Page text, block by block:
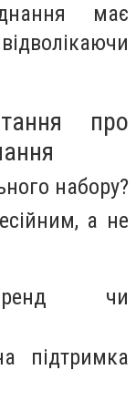
має
про
набору?
а не
чи
підтримка